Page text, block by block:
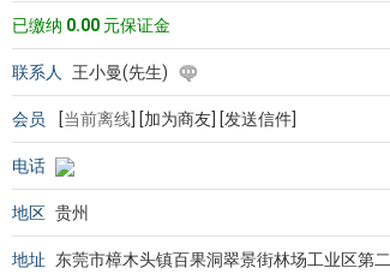
已缴纳 0.00 元保证金
联系人 王小曼(先生)
会员 [当前离线 [加为商友] [发送信件]
电话
地区 贵州
地址
东莞市樟木头镇百果洞翠景街林场工业区第二